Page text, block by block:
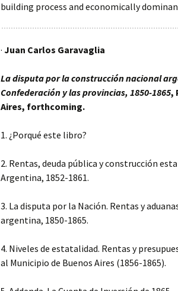
building process and economically
· Juan Carlos Garavaglia
La disputa por la construcción nacional
Confederación y las provincias, 1850-1865,
Aires, forthcoming.
1. ¿Porqué este libro?
2. Rentas, deuda pública y construcción
Argentina, 1852-1861.
3. La disputa por la Nación. Rentas y
argentina, 1850-1865.
4. Niveles de estatalidad. Rentas y
al Municipio de Buenos Aires (1856-1865).